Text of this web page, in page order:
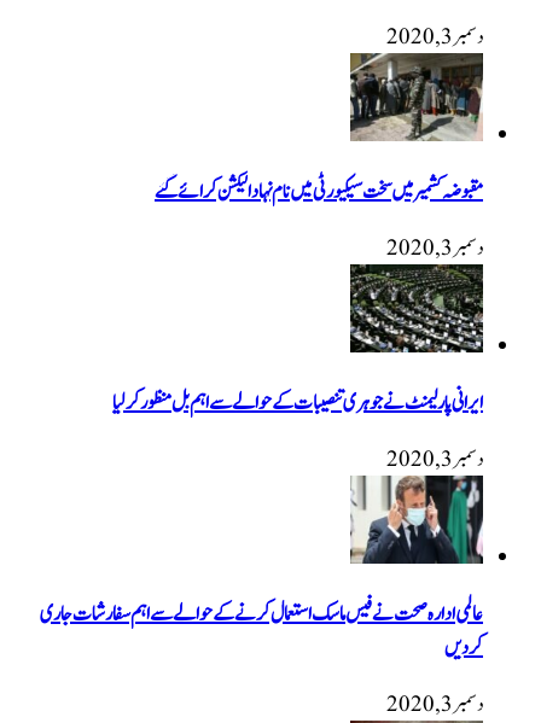
دسمبر 3, 2020
مقبوضہ کشمیر میں سخت سیکیورٹی میں نام نہاد الیکشن کرائے گئے
دسمبر 3, 2020
ایرانی پارلیمنٹ نے جوہری تنصیبات کے حوالے سے اہم بل منظور کرلیا
دسمبر 3, 2020
عالمی ادارہ صحت نے فیس ماسک استعمال کرنے کے حوالے سے اہم سفارشات جاری
کردیں
دسمبر 3, 2020